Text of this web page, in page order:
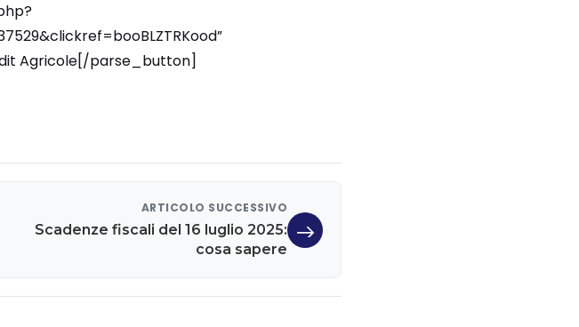
Agricole[/parse_button]
ARTICOLO SUCCESSIVO
Scadenze fiscali del 16 luglio 2025:
cosa sapere